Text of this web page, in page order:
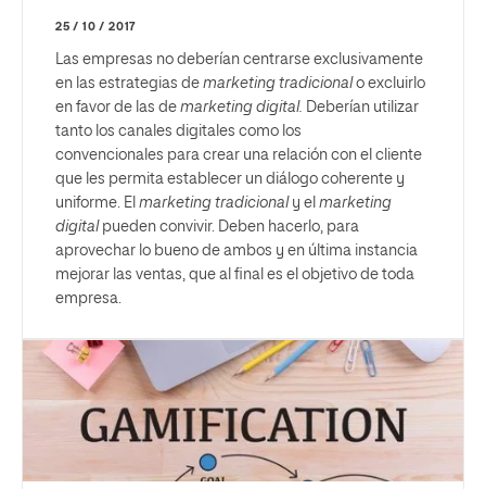
25 / 10 / 2017
Las empresas no deberían centrarse exclusivamente
en las estrategias de marketing tradicionalo excluirlo
en favor de las de marketing digital.
Deberían utilizar
tanto los canales digitales como los
convencionales para crear una relación con el cliente
que les permita establecer un diálogo coherente y
uniforme. El marketing tradicionaly el marketing
digitalpueden convivir. Deben hacerlo, para
aprovechar lo bueno de ambos y en última instancia
mejorar las ventas, que al final es el objetivo de toda
empresa.